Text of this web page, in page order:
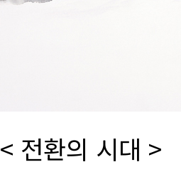
< 전환의 시대 >